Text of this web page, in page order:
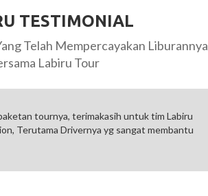
TESTIMONIAL
Telah Mempercayakan Liburannya
Labiru Tour
untuk pengalaman dan kenangan
Dari A sampe Z berlibur bareng Labiru